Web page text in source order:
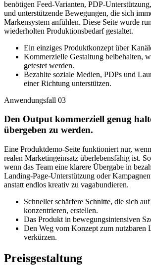
benötigen Feed-Varianten, PDP-
und unterstützende Bewegungen, die sich
Markensystem anfühlen. Diese Seite wurde
wiederholten Produktionsbedarf gestaltet.
Ein einziges Produktkonzept über
Kommerzielle Gestaltung beibehalten,
getestet werden.
Bezahlte soziale Medien, PDPs und
einer Richtung unterstützen.
Anwendungsfall 03
Den Output kommerziell genug
übergeben zu werden.
Eine Produktdemo-Seite funktioniert nur,
realen Marketingeinsatz überlebensfähig ist.
wenn das Team eine klarere Übergabe in
Landing-Page-Unterstützung oder
anstatt endlos kreativ zu vagabundieren.
Schneller schärfere Schnitte, die sich
konzentrieren, erstellen.
Das Produkt in bewegungsintensiven
Den Weg vom Konzept zum nutzbaren
verkürzen.
Preisgestaltung